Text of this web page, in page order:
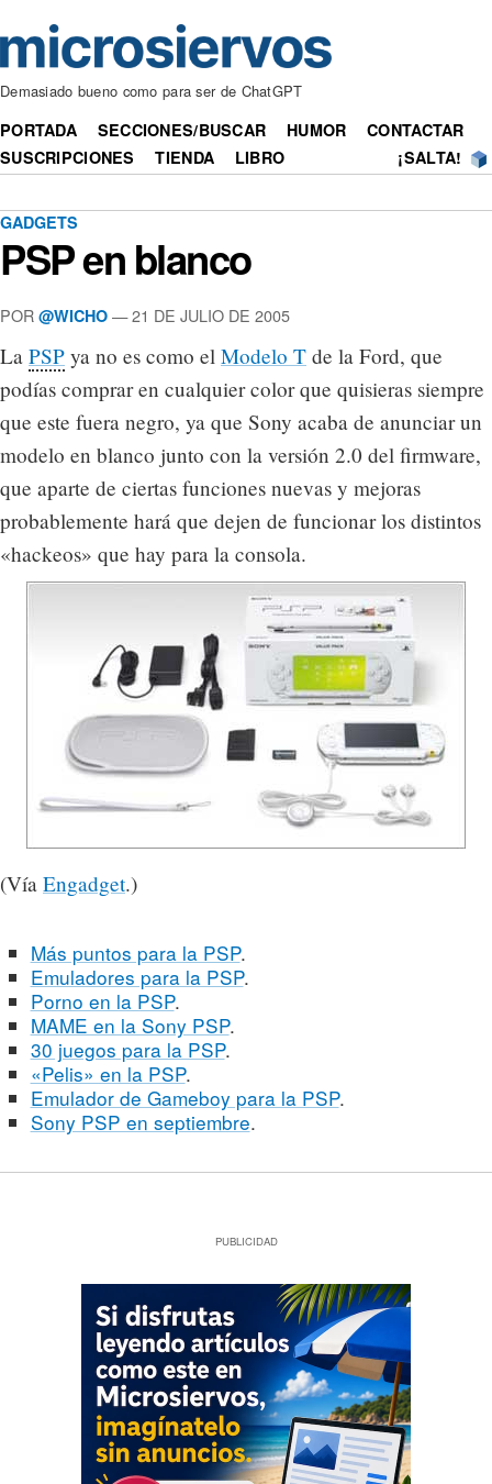
Demasiado bueno como para ser de ChatGPT
PORTADA SECCIONES/BUSCAR HUMOR
CONTACTAR
SUSCRIPCIONES
TIENDA LIBRO ¡SALTA!
GADGETS
PSP en blanco
POR @WICHO — 21 DE JULIO DE 2005
La PSP ya no es como el Modelo T de la Ford, que
podías comprar en cualquier color que quisieras siempre
que este fuera negro, ya que Sony acaba de anunciar un
modelo en blanco junto con la versión 2.0 del firmware,
que aparte de ciertas funciones nuevas y mejoras
probablemente hará que dejen de funcionar los distintos
«hackeos» que hay para la consola.
(Vía Engadget.)
Más puntos para la PSP.
Emuladores para la PSP.
Porno en la PSP.
MAME en la Sony PSP.
30 juegos para la PSP.
«Pelis» en la PSP.
Emulador de Gameboy para la PSP.
Sony PSP en septiembre.
PUBLICIDAD